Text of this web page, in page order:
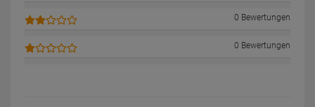
0 Bewertungen
0 Bewertungen